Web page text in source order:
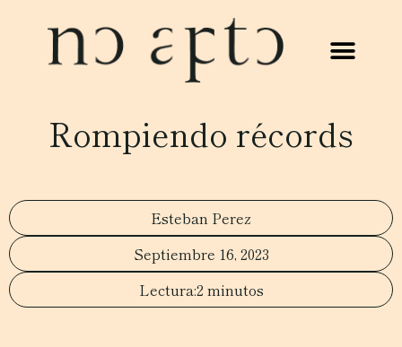
Rompiendo récords
Esteban Perez
Septiembre 16, 2023
2 minutos